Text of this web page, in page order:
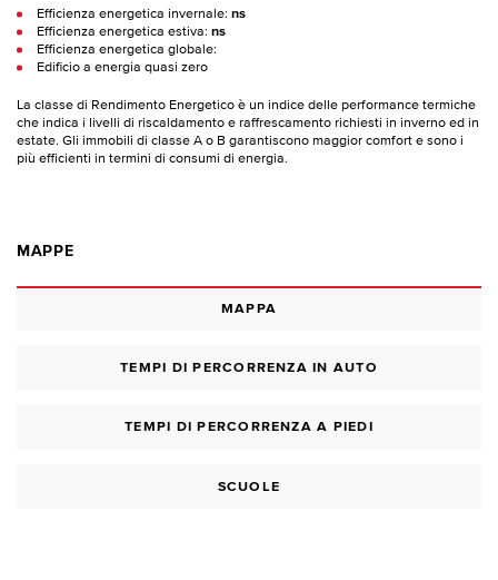
Efficienza energetica invernale: ns
Efficienza energetica estiva: ns
Efficienza energetica globale:
Edificio a energia quasi zero
La classe di Rendimento Energetico è un indice delle performance termiche
che indica i livelli di riscaldamento e raffrescamento richiesti in inverno ed in
estate. Gli immobili di classe A o B garantiscono maggior comfort e sono i
più efficienti in termini di consumi di energia.
MAPPE
MAPPA
TEMPI DI PERCORRENZA IN AUTO
TEMPI DI PERCORRENZA A PIEDI
SCUOLE